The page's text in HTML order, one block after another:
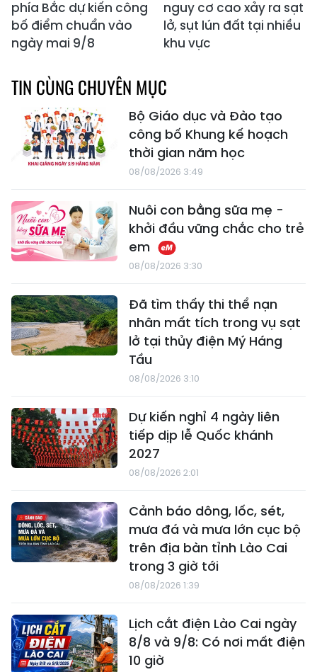
phía Bắc dự kiến công
bố điểm chuẩn vào
ngày mai 9/8
nguy cơ cao xảy ra sạt
lở, sụt lún đất tại nhiều
khu vực
TIN CÙNG CHUYÊN MỤC
Bộ Giáo dục và Đào tạo
công bố Khung kế hoạch
thời gian năm học
08/08/2026 3:49
Nuôi con bằng sữa mẹ -
khởi đầu vững chắc cho trẻ
em
08/08/2026 3:30
Đã tìm thấy thi thể nạn
nhân mất tích trong vụ sạt
lở tại thủy điện Mý Háng
Tầu
08/08/2026 3:10
Dự kiến nghỉ 4 ngày liên
tiếp dịp lễ Quốc khánh
2027
08/08/2026 2:01
Cảnh báo dông, lốc, sét,
mưa đá và mưa lớn cục bộ
trên địa bàn tỉnh Lào Cai
trong 3 giờ tới
08/08/2026 1:39
Lịch cắt điện Lào Cai ngày
8/8 và 9/8: Có nơi mất điện
10 giờ